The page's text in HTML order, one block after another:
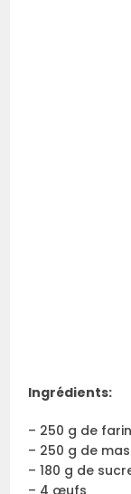
Ingrédients:
– 250 g de
– 250 g de
– 180 g de